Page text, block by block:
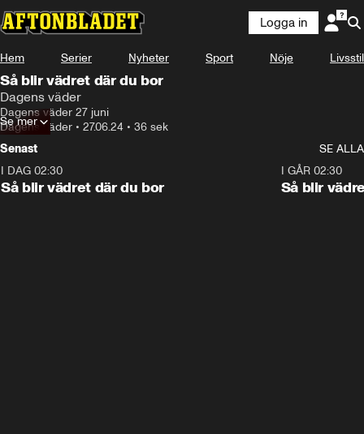
Logga in
Hem Serier Nyheter Sport Nöje Livsstil
Så blir vädret där du bor
Dagens väder
Dagens väder 27 juni
Dagens väder • 27.06.24 • 36 sek
Se mer
Senast
SE ALLA
I DAG 02:30
Så blir vädret där du bor
I GÅR 02:30
Så blir